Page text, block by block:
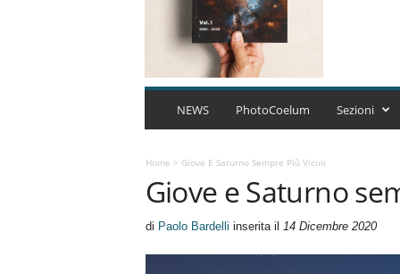
C
u
r
NEWS PhotoCoelum Sezioni
Home > Giove E Saturno Sempre Più Vicini
Giove e Saturno
di Paolo Bardelli inserita il 14 Dicembre 2020